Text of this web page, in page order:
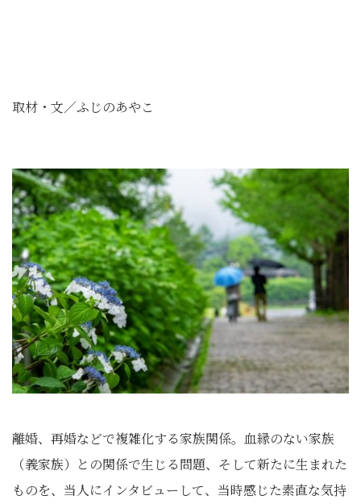
取材・文／ふじのあやこ
離婚、再婚などで複雑化する家族関係。血縁のない家族
（義家族）との関係で生じる問題、そして新たに生まれた
ものを、当人にインタビューして、当時感じた素直な気持